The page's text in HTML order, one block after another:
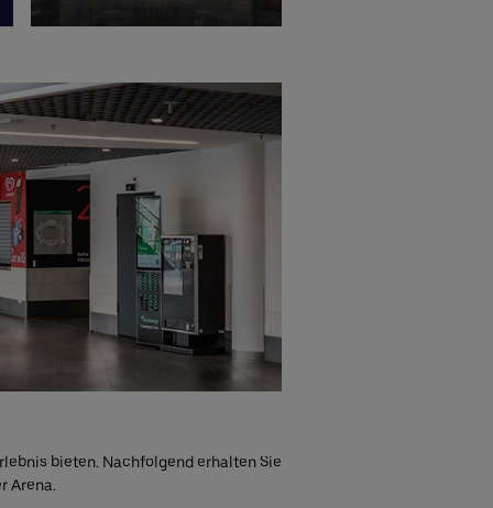
bieten. Nachfolgend erhalten Sie
Arena.